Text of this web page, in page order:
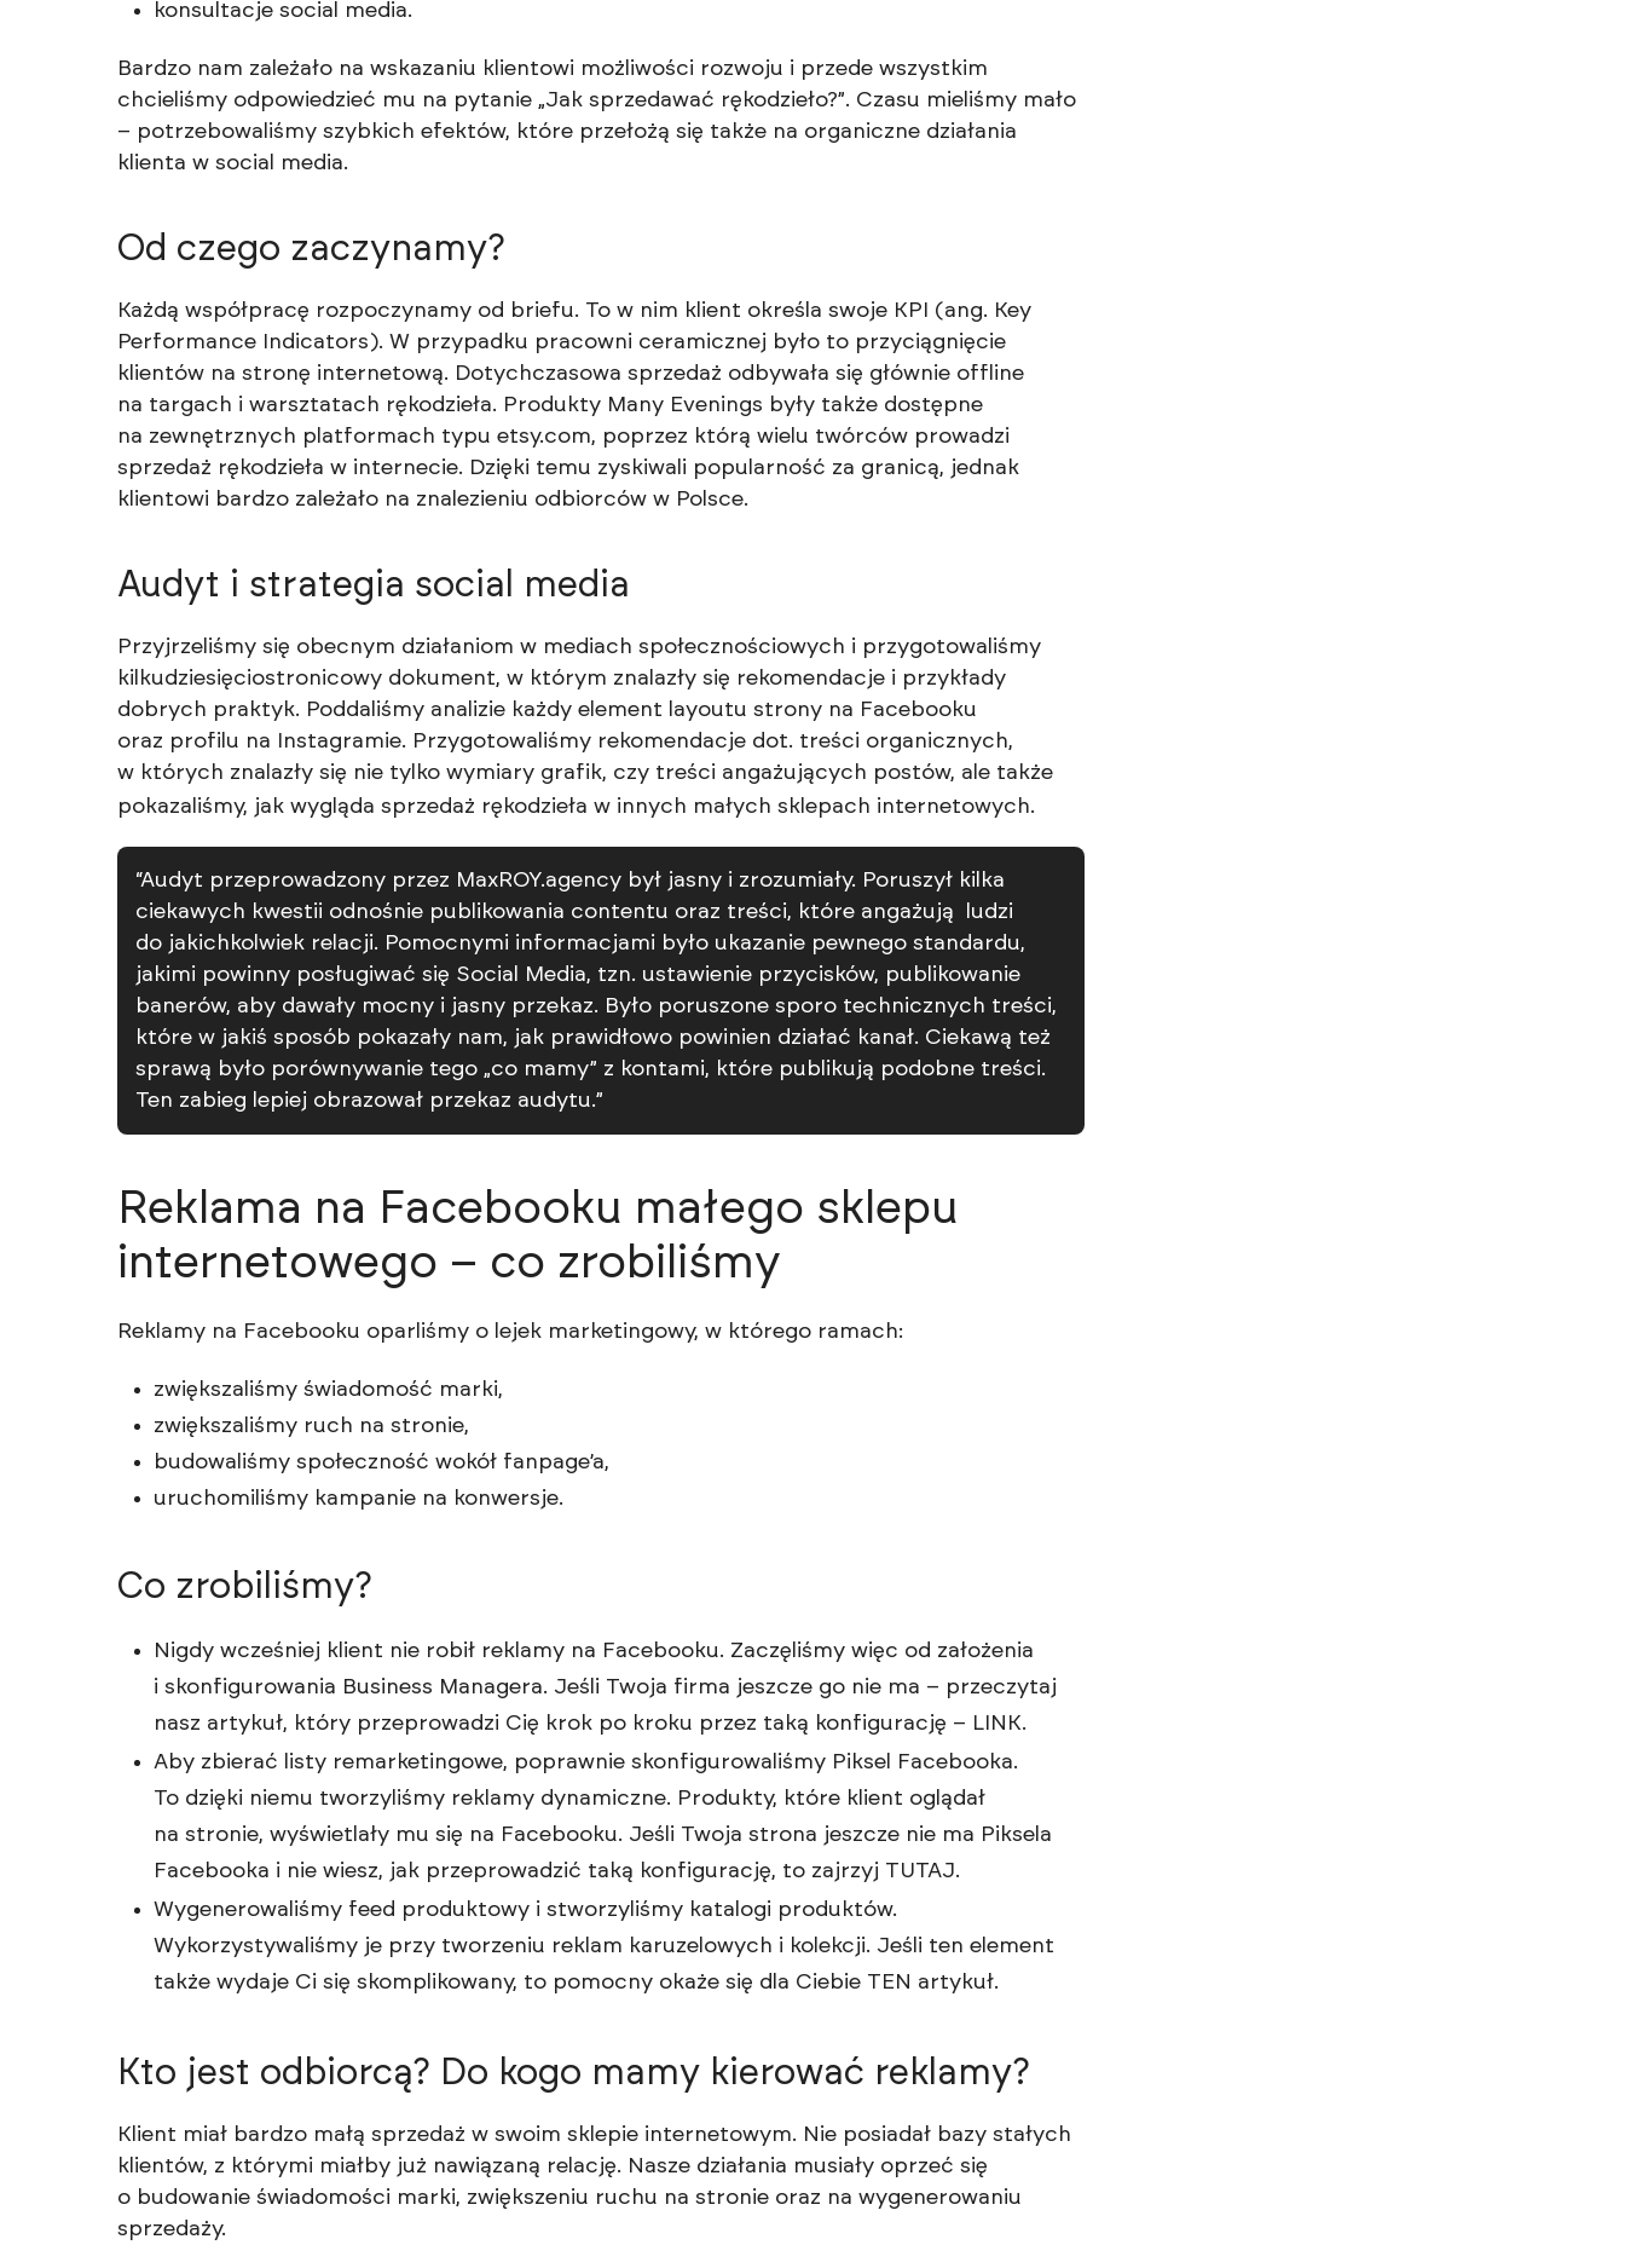
konsultacje social media.
Bardzo nam zależało na wskazaniu klientowi możliwości rozwoju i przede wszystkim
chcieliśmy odpowiedzieć mu na pytanie „Jak sprzedawać rękodzieło?”. Czasu mieliśmy mało
– potrzebowaliśmy szybkich efektów, które przełożą się także na organiczne działania
klienta w social media.
Od czego zaczynamy?
Każdą współpracę rozpoczynamy od briefu. To w nim klient określa swoje KPI (ang. Key
Performance Indicators). W przypadku pracowni ceramicznej było to przyciągnięcie
klientów na stronę internetową. Dotychczasowa sprzedaż odbywała się głównie offline
na targach i warsztatach rękodzieła. Produkty Many Evenings były także dostępne
na zewnętrznych platformach typu etsy.com, poprzez którą wielu twórców prowadzi
sprzedaż rękodzieła w internecie. Dzięki temu zyskiwali popularność za granicą, jednak
klientowi bardzo zależało na znalezieniu odbiorców w Polsce.
Audyt i strategia social media
Przyjrzeliśmy się obecnym działaniom w mediach społecznościowych i przygotowaliśmy
kilkudziesięciostronicowy dokument, w którym znalazły się rekomendacje i przykłady
dobrych praktyk. Poddaliśmy analizie każdy element layoutu strony na Facebooku
oraz profilu na Instagramie. Przygotowaliśmy rekomendacje dot. treści organicznych,
w których znalazły się nie tylko wymiary grafik, czy treści angażujących postów, ale także
pokazaliśmy, jak wygląda sprzedaż rękodzieła w innych małych sklepach internetowych.
“Audyt przeprowadzony przez MaxROY.agency był jasny i zrozumiały. Poruszył kilka
ciekawych kwestii odnośnie publikowania contentu oraz treści, które angażują ludzi
do jakichkolwiek relacji. Pomocnymi informacjami było ukazanie pewnego standardu,
jakimi powinny posługiwać się Social Media, tzn. ustawienie przycisków, publikowanie
banerów, aby dawały mocny i jasny przekaz. Było poruszone sporo technicznych treści,
które w jakiś sposób pokazały nam, jak prawidłowo powinien działać kanał. Ciekawą też
sprawą było porównywanie tego „co mamy” z kontami, które publikują podobne treści.
Ten zabieg lepiej obrazował przekaz audytu.”
Reklama na Facebooku małego sklepu
internetowego – co zrobiliśmy
Reklamy na Facebooku oparliśmy o lejek marketingowy, w którego ramach:
zwiększaliśmy świadomość marki,
zwiększaliśmy ruch na stronie,
budowaliśmy społeczność wokół fanpage’a,
uruchomiliśmy kampanie na konwersje.
Co zrobiliśmy?
Nigdy wcześniej klient nie robił reklamy na Facebooku. Zaczęliśmy więc od założenia
i skonfigurowania Business Managera. Jeśli Twoja firma jeszcze go nie ma – przeczytaj
nasz artykuł, który przeprowadzi Cię krok po kroku przez taką konfigurację – LINK.
Aby zbierać listy remarketingowe, poprawnie skonfigurowaliśmy Piksel Facebooka.
To dzięki niemu tworzyliśmy reklamy dynamiczne. Produkty, które klient oglądał
na stronie, wyświetlały mu się na Facebooku. Jeśli Twoja strona jeszcze nie ma Piksela
Facebooka i nie wiesz, jak przeprowadzić taką konfigurację, to zajrzyj TUTAJ.
Wygenerowaliśmy feed produktowy i stworzyliśmy katalogi produktów.
Wykorzystywaliśmy je przy tworzeniu reklam karuzelowych i kolekcji. Jeśli ten element
także wydaje Ci się skomplikowany, to pomocny okaże się dla Ciebie TEN artykuł.
Kto jest odbiorcą? Do kogo mamy kierować reklamy?
Klient miał bardzo małą sprzedaż w swoim sklepie internetowym. Nie posiadał bazy stałych
klientów, z którymi miałby już nawiązaną relację. Nasze działania musiały oprzeć się
o budowanie świadomości marki, zwiększeniu ruchu na stronie oraz na wygenerowaniu
sprzedaży.